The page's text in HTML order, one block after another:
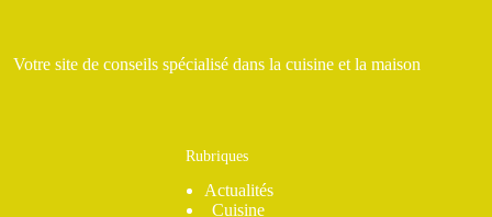
Votre site de conseils spécialisé dans la cuisine et la maison
Rubriques
Actualités
Cuisine